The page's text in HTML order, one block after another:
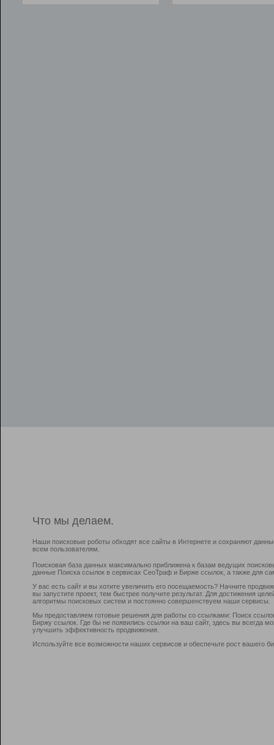
Что мы делаем.
Наши поисковые роботы обходят все сайты в Интернете и сохраняют
всем пользователям.
Поисковая база данных максимально приближена к базам ведущих
данные Поиска ссылок в сервисах СеоТраф и Бирже ссылок, а также для
У вас есть сайт и вы хотите увеличить его посещаемость? Начните
вы запустите проект, тем быстрее получите результат. Для достижения
алгоритмы поисковых систем и постоянно совершенствуем наши сервисы.
Мы предоставляем готовые решения для работы со ссылками: Поиск
Биржу ссылок. Где бы не появились ссылки на ваш сайт, здесь вы всегда
улучшить эффективность продвижения.
Используйте все возможности наших сервисов и обеспечьте рост вашего